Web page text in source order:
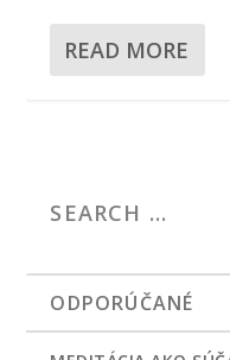
READ MORE
ODPORÚČANÉ